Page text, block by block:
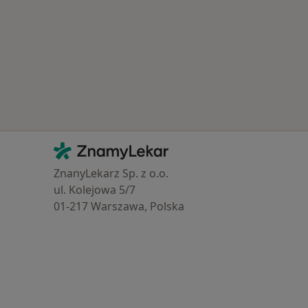
Kontakt
ZnamyLekar - Hlavní stránka
ZnanyLekarz Sp. z o.o.
ul. Kolejowa 5/7
01-217 Warszawa, Polska